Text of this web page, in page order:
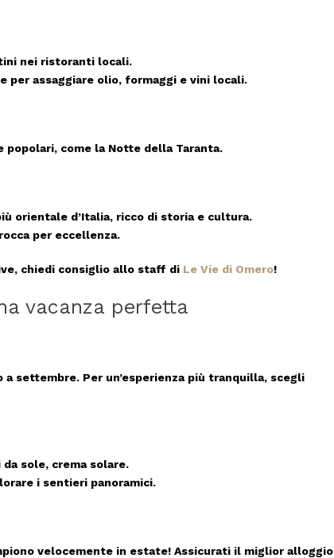
nei ristoranti locali.
per assaggiare olio, formaggi e vini locali.
popolari, come la Notte della Taranta.
orientale d’Italia, ricco di storia e cultura.
per eccellenza.
chiedi consiglio allo staff di Le Vie di Omero!
vacanza perfetta
a settembre. Per un’esperienza più tranquilla, scegli
sole, crema solare.
i sentieri panoramici.
velocemente in estate! Assicurati il miglior alloggio